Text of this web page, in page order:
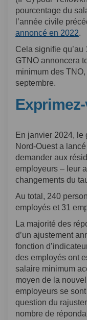
pourcentage du
l’année civile
annoncé en 2022.
Cela signifie
GTNO annoncera
minimum des
septembre.
En janvier 2024, le
Nord-Ouest a
demander aux
employeurs – leur
changements du
Au total, 240
employés et 31
La majorité des
d’un ajustement
fonction
des employés ont
salaire minimum
moyen de la
employeurs se
question du
nombre de